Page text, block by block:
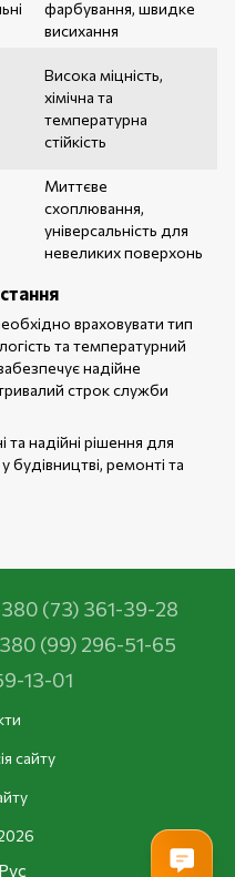
фарбування, швидке
висихання
Висока міцність,
хімічна та
температурна
стійкість
Миттєве
схоплювання,
універсальність для
невеликих поверхонь
враховувати тип
та температурний
надійне
строк служби
та надійні рішення для
будівництві, ремонті та
(73) 361-39-28
(99) 296-51-65
13-01
сайту
Рус